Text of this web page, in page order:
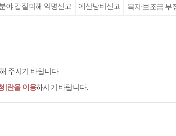
야 갑질피해 익명신고 예산낭비신고 복지·보조금 부
주시기 바랍니다.
]란을 이용하시기 바랍니다.